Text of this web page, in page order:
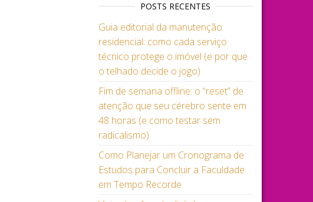
POSTS RECENTES
Guia editorial da manutenção
residencial: como cada serviço
técnico protege o imóvel (e por que
o telhado decide o jogo)
Fim de semana offline: o “reset” de
atenção que seu cérebro sente em
48 horas (e como testar sem
radicalismo)
Como Planejar um Cronograma de
Estudos para Concluir a Faculdade
em Tempo Recorde